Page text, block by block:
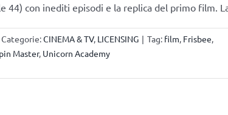
44) con inediti episodi e la replica del primo film.
Categorie:CINEMA & TV, LICENSING | Tag: film, Frisbee,
Master, Unicorn Academy